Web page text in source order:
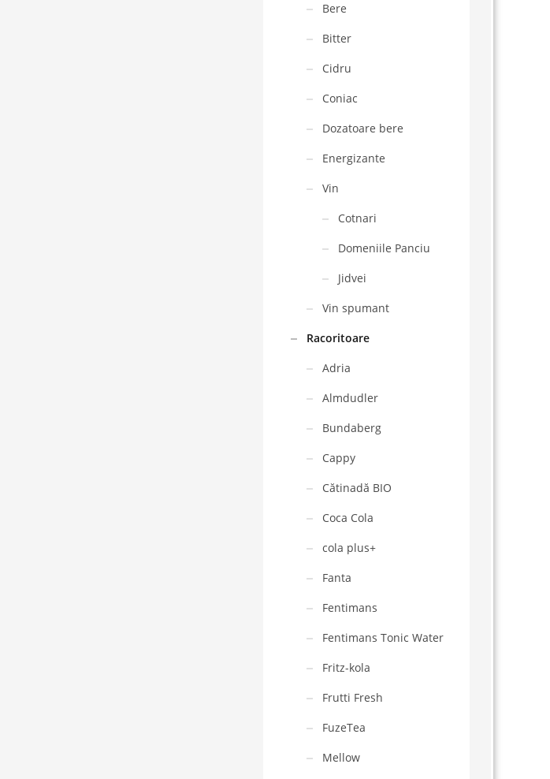
Bere
Bitter
Cidru
Coniac
Dozatoare bere
Energizante
Vin
Cotnari
Domeniile Panciu
Jidvei
Vin spumant
Racoritoare
Adria
Almdudler
Bundaberg
Cappy
Cătinadă BIO
Coca Cola
cola plus+
Fanta
Fentimans
Fentimans Tonic Water
Fritz-kola
Frutti Fresh
FuzeTea
Mellow